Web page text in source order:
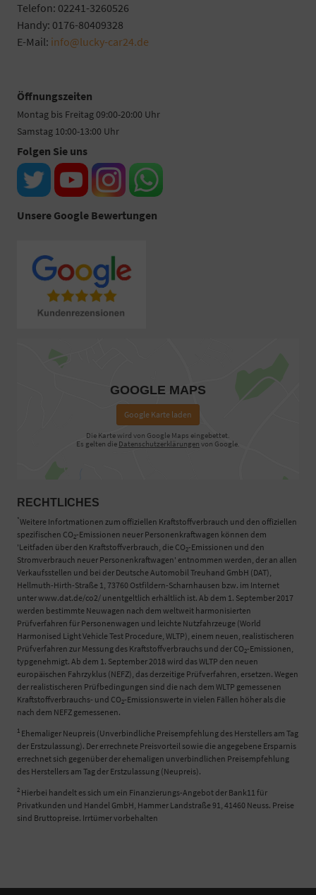
Telefon: 02241-3260526
Handy: 0176-80409328
E-Mail: info@lucky-car24.de
Öffnungszeiten
Montag bis Freitag 09:00-20:00 Uhr
Samstag 10:00-13:00 Uhr
Folgen Sie uns
Unsere Google Bewertungen
GOOGLE MAPS
Google Karte laden
Die Karte wird von Google Maps eingebettet.
Es gelten die Datenschutzerklärungen von Google.
RECHTLICHES
*Weitere Infortmationen zum offiziellen Kraftstoffverbrauch und den offiziellen
spezifischen CO2-Emissionen neuer Personenkraftwagen können dem
'Leitfaden über den Kraftstoffverbrauch, die CO2-Emissionen und den
Stromverbrauch neuer Personenkraftwagen' entnommen werden, der an allen
Verkaufsstellen und bei der Deutsche Automobil Treuhand GmbH (DAT),
Hellmuth-Hirth-Straße 1, 73760 Ostfildern-Scharnhausen bzw. im Internet
unter www.dat.de/co2/ unentgeltlich erhältlich ist. Ab dem 1. September 2017
werden bestimmte Neuwagen nach dem weltweit harmonisierten
Prüfverfahren für Personenwagen und leichte Nutzfahrzeuge (World
Harmonised Light Vehicle Test Procedure, WLTP), einem neuen, realistischeren
Prüfverfahren zur Messung des Kraftstoffverbrauchs und der CO2-Emissionen,
typgenehmigt. Ab dem 1. September 2018 wird das WLTP den neuen
europäischen Fahrzyklus (NEFZ), das derzeitige Prüfverfahren, ersetzen. Wegen
der realistischeren Prüfbedingungen sind die nach dem WLTP gemessenen
Kraftstoffverbrauchs- und CO2-Emissionswerte in vielen Fällen höher als die
nach dem NEFZ gemessenen.
1 Ehemaliger Neupreis (Unverbindliche Preisempfehlung des Herstellers am Tag
der Erstzulassung). Der errechnete Preisvorteil sowie die angegebene Ersparnis
errechnet sich gegenüber der ehemaligen unverbindlichen Preisempfehlung
des Herstellers am Tag der Erstzulassung (Neupreis).
2 Hierbei handelt es sich um ein Finanzierungs-Angebot der Bank11 für
Privatkunden und Handel GmbH, Hammer Landstraße 91, 41460 Neuss. Preise
sind Bruttopreise. Irrtümer vorbehalten